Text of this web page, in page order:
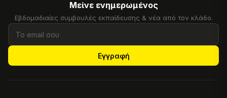
Μείνε ενημερωμένος
Εβδομαδιαίες συμβουλές εκπαίδευσης & νέα από τον κλάδο.
Εγγραφή